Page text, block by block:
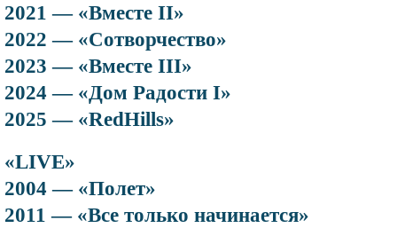
2021 — «Вместе II»
2022 — «Сотворчество»
2023 — «Вместе III»
2024 — «Дом Радости I»
2025 — «RedHills»
«LIVE»
2004 — «Полет»
2011 — «Все только начинается»